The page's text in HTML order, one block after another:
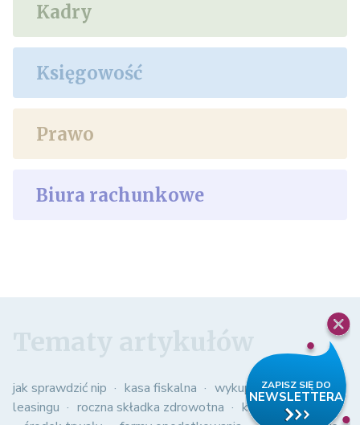
Kadry
Księgowość
Prawo
Biura rachunkowe
jak sprawdzić nip kasa fiskalna
wykup samochodu z
leasingu
roczna składka zdrowotna
kasowy pit